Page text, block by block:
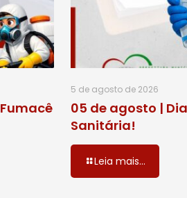
5 de agosto de 2026
05 de agosto |
Sanitária!
Leia mais...